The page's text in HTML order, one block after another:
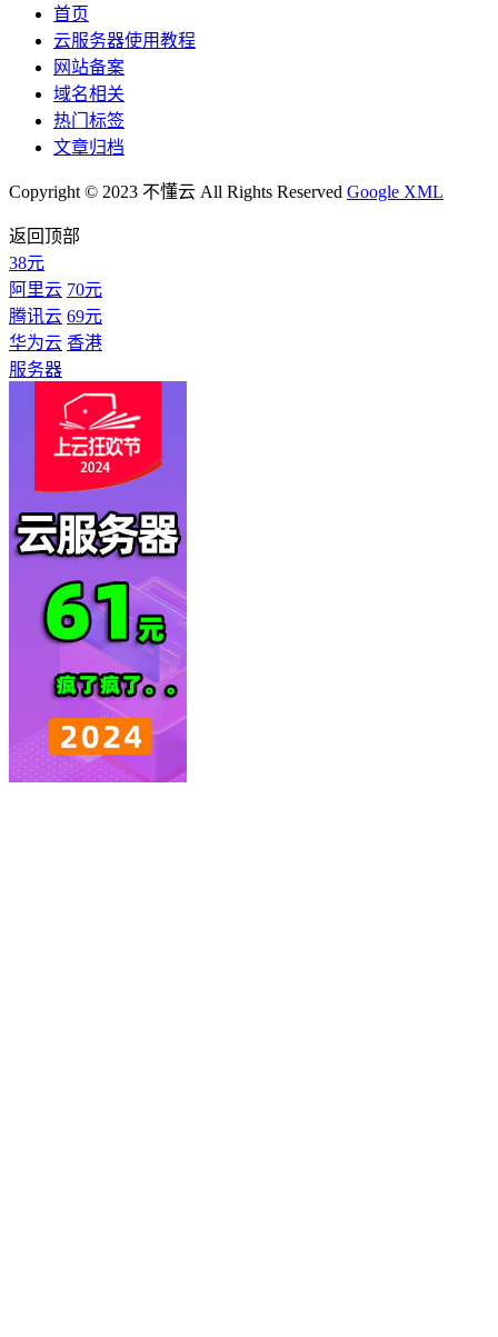
首页
云服务器使用教程
网站备案
域名相关
热门标签
文章归档
Copyright © 2023 不懂云 All Rights Reserved Google XML
返回顶部
38元
阿里云 70元
腾讯云 69元
华为云 香港
服务器